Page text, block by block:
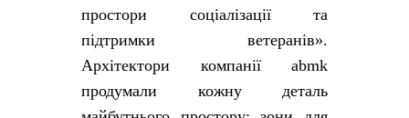
простори соціалізації та
підтримки ветеранів».
Архітектори компанії abmk
продумали кожну деталь